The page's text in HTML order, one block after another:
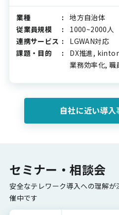
業種
地方自治体
従業員規模
1000~2000人
連携サービス
LGWAN対応
課題・目的
DX推進,
業務効率化,
自社に近い導
セミナー・相談会
安全なテレワーク導入への理解
催中です